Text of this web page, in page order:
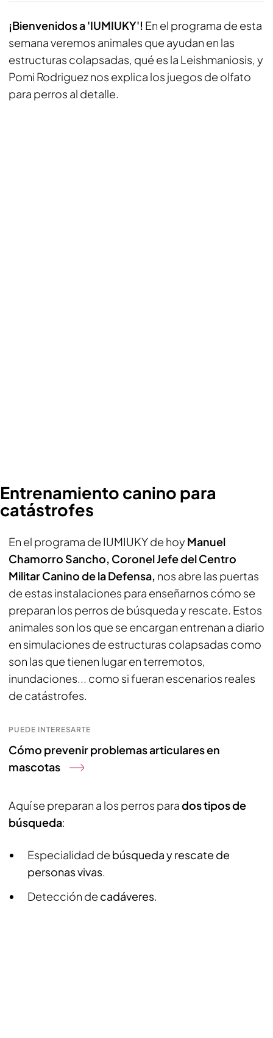
¡Bienvenidos a 'IUMIUKY'! En el programa de esta
semana veremos animales que ayudan en las
estructuras colapsadas, qué es la Leishmaniosis, y
Pomi Rodriguez nos explica los juegos de olfato
para perros al detalle.
Entrenamiento canino para
catástrofes
En el programa de IUMIUKY de hoy Manuel
Chamorro Sancho, Coronel Jefe del Centro
Militar Canino de la Defensa, nos abre las puertas
de estas instalaciones para enseñarnos cómo se
preparan los perros de búsqueda y rescate. Estos
animales son los que se encargan entrenan a diario
en simulaciones de estructuras colapsadas como
son las que tienen lugar en terremotos,
inundaciones... como si fueran escenarios reales
de catástrofes.
PUEDE INTERESARTE
Cómo prevenir problemas articulares en
mascotas
Aquí se preparan a los perros parados tipos de
búsqueda:
Especialidad de búsqueda y rescate de
personas vivas.
Detección de cadáveres.